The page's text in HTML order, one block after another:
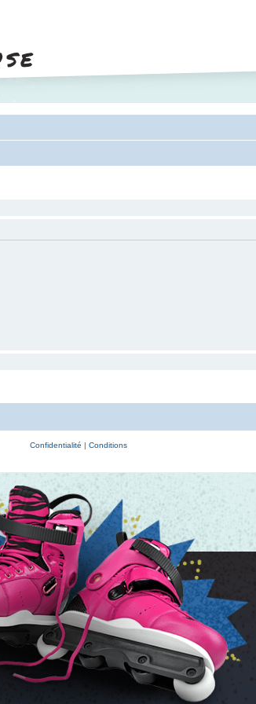
Confidentialité | Conditions